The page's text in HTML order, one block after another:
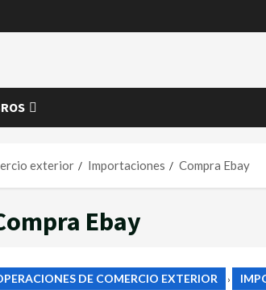
exterior Importaciones Compra Ebay
Ebay
DE COMERCIO EXTERIOR ›